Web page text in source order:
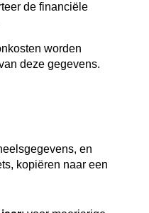
de financiële
worden
deze gegevens.
en
kopiëren naar een